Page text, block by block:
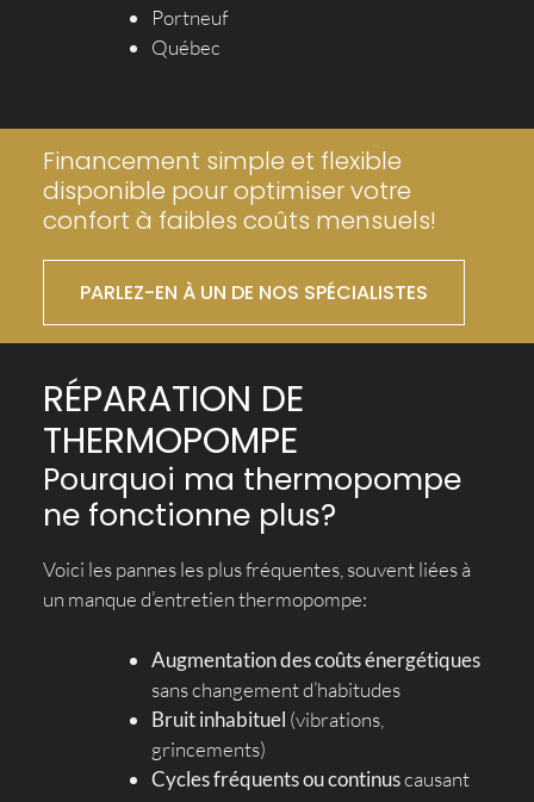
Portneuf
Québec
Financement simple et flexible
disponible pour optimiser votre
confort à faibles coûts mensuels!
PARLEZ-EN À UN DE NOS SPÉCIALISTES
RÉPARATION DE
THERMOPOMPE
Pourquoi ma thermopompe
ne fonctionne plus?
Voici les pannes les plus fréquentes, souvent liées à
un manque d’entretien thermopompe:
Augmentation des coûts énergétiques
sans changement d’habitudes
Bruit inhabituel (vibrations,
grincements)
Cycles fréquents ou continuscausant